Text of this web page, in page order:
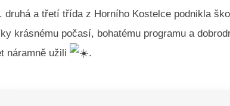
druhá a třetí třída z Horního Kostelce podnikla
krásnému počasí, bohatému programu a
náramně užili
.